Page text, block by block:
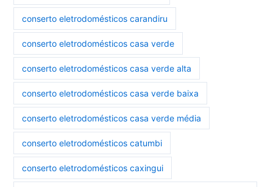
conserto eletrodomésticos carandiru
conserto eletrodomésticos casa verde
conserto eletrodomésticos casa verde alta
conserto eletrodomésticos casa verde baixa
conserto eletrodomésticos casa verde média
conserto eletrodomésticos catumbi
conserto eletrodomésticos caxingui